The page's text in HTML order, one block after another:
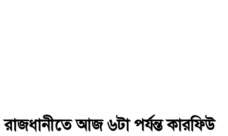
রাজধানীতে আজ ৬টা পর্যন্ত কারফিউ